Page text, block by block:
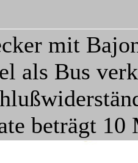
mit
als Bus
beträgt